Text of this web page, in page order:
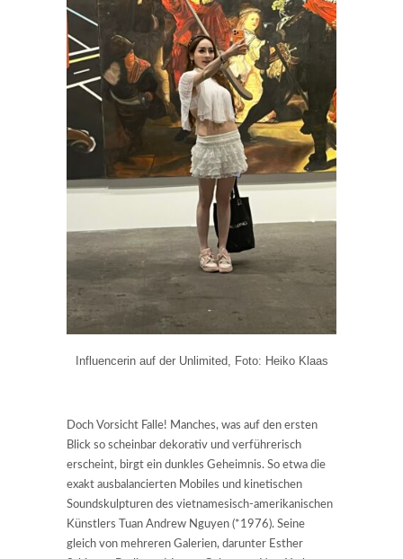
Influencerin auf der Unlimited, Foto: Heiko Klaas
Doch Vorsicht Falle! Manches, was auf den ersten
Blick so scheinbar dekorativ und verführerisch
erscheint, birgt ein dunkles Geheimnis. So etwa die
exakt ausbalancierten Mobiles und kinetischen
Soundskulpturen des vietnamesisch-amerikanischen
Künstlers Tuan Andrew Nguyen (*1976). Seine
gleich von mehreren Galerien, darunter Esther